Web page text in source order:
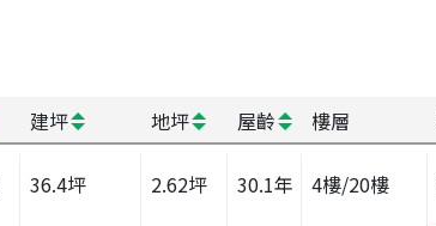
建坪 地坪 屋齡 樓層
36.4坪 2.62坪 30.1年 4樓/20樓